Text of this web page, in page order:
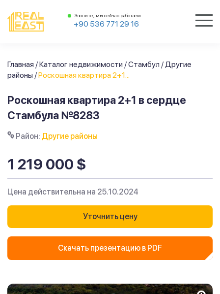
Звоните, мы сейчас работаем
+90 536 771 29 16
Главная /Каталог недвижимости /Стамбул /Другие
районы /Роскошная квартира 2+1...
Роскошная квартира 2+1 в сердце
Стамбула №8283
Район: Другие районы
1 219 000 $
Цена действительна на 25.10.2024
Уточнить цену
Скачать презентацию в PDF